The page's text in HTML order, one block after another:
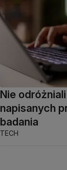
Nie
napisanych
badania
TECH